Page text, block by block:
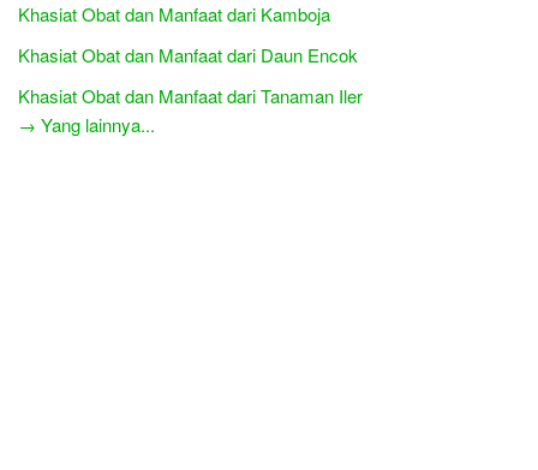
Khasiat Obat dan Manfaat dari Kamboja
Khasiat Obat dan Manfaat dari Daun Encok
Khasiat Obat dan Manfaat dari Tanaman Iler
→ Yang lainnya...